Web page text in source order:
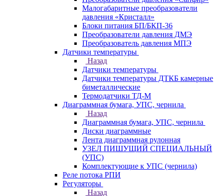
Малогабаритные преобразователи
давления «Кристалл»
Блоки питания БП/БКП-36
Преобразователи давления ДМЭ
Преобразователь давления МПЭ
Датчики температуры
Назад
Датчики температуры
Датчики температуры ДТКБ камерные
биметаллические
Термодатчики ТД-М
Диаграммная бумага, УПС, чернила
Назад
Диаграммная бумага, УПС, чернила
Диски диаграммные
Лента диаграммная рулонная
УЗЕЛ ПИШУЩИЙ СПЕЦИАЛЬНЫЙ
(УПС)
Комплектующие к УПС (чернила)
Реле потока РПИ
Регуляторы
Назад